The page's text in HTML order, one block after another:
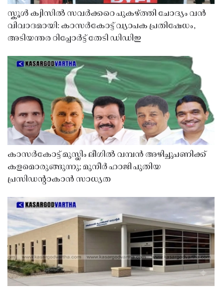
സ്കൂൾ ക്വിസിൽ സവർക്കറെ പുകഴ്ത്തി ചോദ്യം വൻ
വിവാദമായി: കാസർകോട്ട് വ്യാപക പ്രതിഷേധം,
അടിയന്തര റിപ്പോർട്ട് തേടി ഡിഡിഇ
കാസർകോട്ട് മുസ്ലിം ലീഗിൽ വമ്പൻ അഴിച്ചുപണിക്ക്
കളമൊരുങ്ങുന്നു; മുനീർ ഹാജി പുതിയ
പ്രസിഡൻ്റാകാൻ സാധ്യത